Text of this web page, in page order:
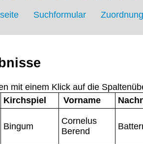
Suchformular
mit einem Klick auf die
Kirchspiel Vorname
Bingum
Cornelus
Berend